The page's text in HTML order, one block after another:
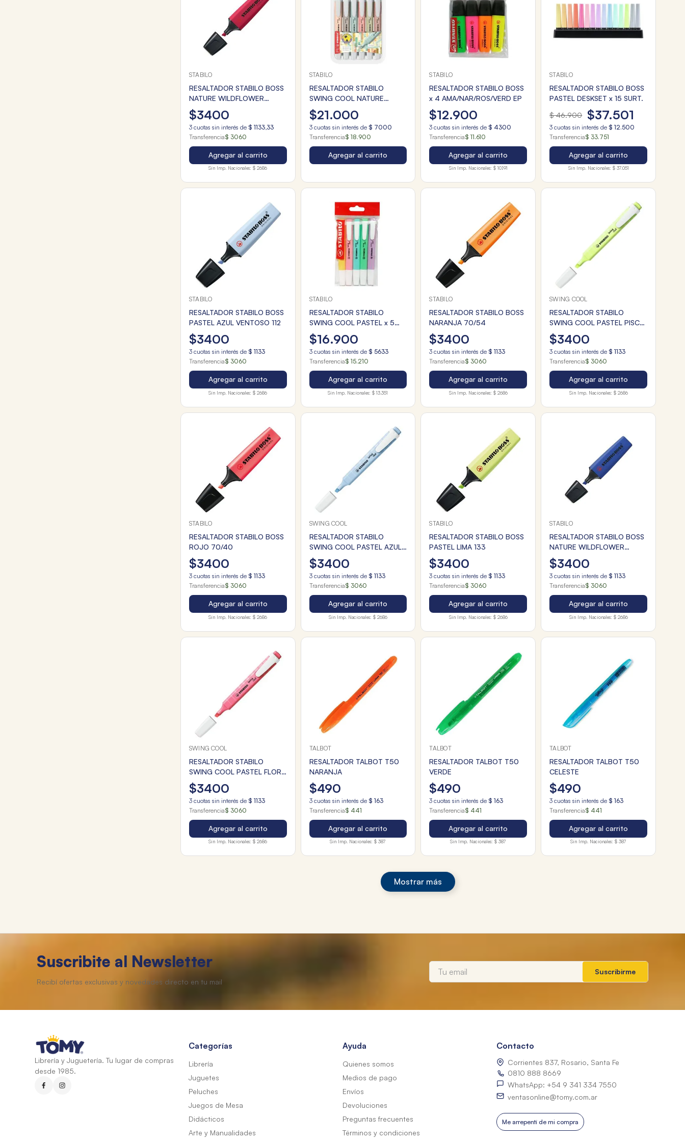
STABILO
RESALTADOR STABILO BOSS
NATURE WILDFLOWER
BORGOÑA
$3400
3cuotas sin interés de $ 1133, 33
Transferencia$ 3060
Agregar al carrito
Sin Imp. Nacionales: $ 2686
STABILO
RESALTADOR STABILO
SWING COOL NATURE
WALLET x6u. NUEVO
$21.000
3cuotas sin interés de $ 7000
Transferencia$ 18.900
Agregar al carrito
STABILO
RESALTADOR STABILO BOSS
x 4 AMA/NAR/ROS/VERD EP
$12.900
3 cuotas sin interés de $ 4300
Transferencia$ 11.610
Agregar al carrito
Sin Imp. Nacionales: $ 10.191
STABILO
RESALTADOR STABILO BOSS
PASTEL DESKSET x 15 SURT.
$ 46.900 $37.501
3 cuotas sin interés de $ 12.500
Transferencia$ 33.751
Agregar al carrito
Sin Imp. Nacionales: $ 37.051
STABILO
RESALTADOR STABILO BOSS
PASTEL AZUL VENTOSO 112
$3400
3cuotas sin interés de $ 1133
Transferencia$ 3060
Agregar al carrito
Sin Imp. Nacionales: $ 2686
STABILO
RESALTADOR STABILO
SWING COOL PASTEL x 5
SURT.
$16.900
3cuotas sin interés de $ 5633
Transferencia$ 15.210
Agregar al carrito
Sin Imp. Nacionales: $ 13.351
STABILO
RESALTADOR STABILO BOSS
NARANJA 70/54
$3400
3 cuotas sin interés de $ 1133
Transferencia$ 3060
Agregar al carrito
Sin Imp. Nacionales: $ 2686
SWING COOL
RESALTADOR STABILO
SWING COOL PASTEL PISCA
DE LIMA
$3400
3 cuotas sin interés de $ 1133
Transferencia$ 3060
Agregar al carrito
Sin Imp. Nacionales: $ 2686
STABILO
RESALTADOR STABILO BOSS
ROJO 70/40
$3400
3cuotas sin interés de $ 1133
Transferencia$ 3060
Agregar al carrito
Sin Imp. Nacionales: $ 2686
SWING COOL
RESALTADOR STABILO
SWING COOL PASTEL AZUL
NUBLADO
$3400
3cuotas sin interés de $ 1133
Transferencia$ 3060
Agregar al carrito
Sin Imp. Nacionales: $ 2686
STABILO
RESALTADOR STABILO BOSS
PASTEL LIMA 133
$3400
3 cuotas sin interés de $ 1133
Transferencia$ 3060
Agregar al carrito
Sin Imp. Nacionales: $ 2686
STABILO
RESALTADOR STABILO BOSS
NATURE WILDFLOWER
ULTRA MARINO
$3400
3 cuotas sin interés de $ 1133
Transferencia$ 3060
Agregar al carrito
Sin Imp. Nacionales: $ 2686
SWING COOL
RESALTADOR STABILO
SWING COOL PASTEL FLOR
DE CEREZO
$3400
3cuotas sin interés de $ 1133
Transferencia$ 3060
Agregar al carrito
Sin Imp. Nacionales: $ 2686
TALBOT
RESALTADOR TALBOT T50
NARANJA
$490
3cuotas sin interés de $ 163
Transferencia$ 441
Agregar al carrito
Sin Imp. Nacionales: $ 387
TALBOT
RESALTADOR TALBOT T50
VERDE
$490
3 cuotas sin interés de $ 163
Transferencia$ 441
Agregar al carrito
Sin Imp. Nacionales: $ 387
TALBOT
RESALTADOR TALBOT T50
CELESTE
$490
3 cuotas sin interés de $ 163
Transferencia$ 441
Agregar al carrito
Sin Imp. Nacionales: $ 387
Mostrar más
Suscribite al Newsletter
Suscribirme
Librería y Juguetería. Tu lugar de compras
desde 1985.
Categorías
Librería
Juguetes
Peluches
Juegos de Mesa
Didácticos
Arte y Manualidades
Ayuda
Quienes somos
Medios de pago
Envíos
Devoluciones
Preguntas frecuentes
Términos y condiciones
Contacto
Corrientes 837, Rosario, Santa Fe
0810 888 8669
WhatsApp: +54 9 341 334 7550
ventasonline@tomy.com.ar
Me arrepentí de mi compra